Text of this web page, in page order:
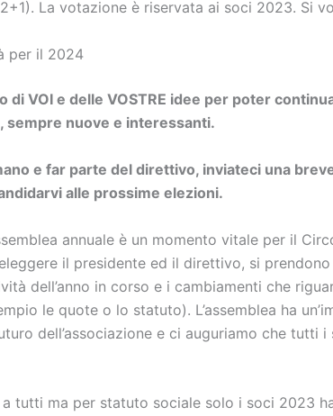
La votazione è riservata ai soci 2023. Si
per il 2024
di VOI e delle VOSTRE idee per poter
sempre nuove e interessanti.
e far parte del direttivo, inviateci una
alle prossime elezioni.
annuale è un momento vitale per il
il presidente ed il direttivo, si
dell’anno in corso e i cambiamenti che
le quote o lo statuto). L’assemblea ha
dell’associazione e ci auguriamo che tutti i
a tutti ma per statuto sociale solo i soci 2023